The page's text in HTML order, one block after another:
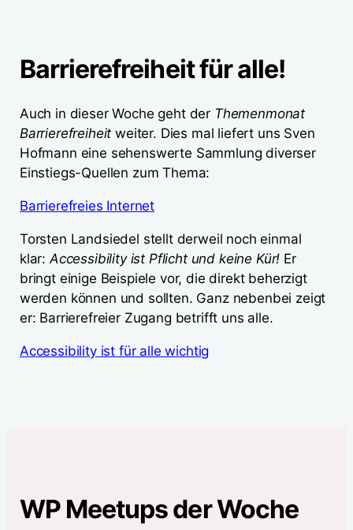
Barrierefreiheit für alle!
Auch in dieser Woche geht der Themenmonat
Barrierefreiheit weiter. Dies mal liefert uns Sven
Hofmann eine sehenswerte Sammlung diverser
Einstiegs-Quellen zum Thema:
Barrierefreies Internet
Torsten Landsiedel stellt derweil noch einmal
klar:Accessibility ist Pflicht und keine Kür! Er
bringt einige Beispiele vor, die direkt beherzigt
werden können und sollten. Ganz nebenbei zeigt
er: Barrierefreier Zugang betrifft uns alle.
Accessibility ist für alle wichtig
WP Meetups der Woche